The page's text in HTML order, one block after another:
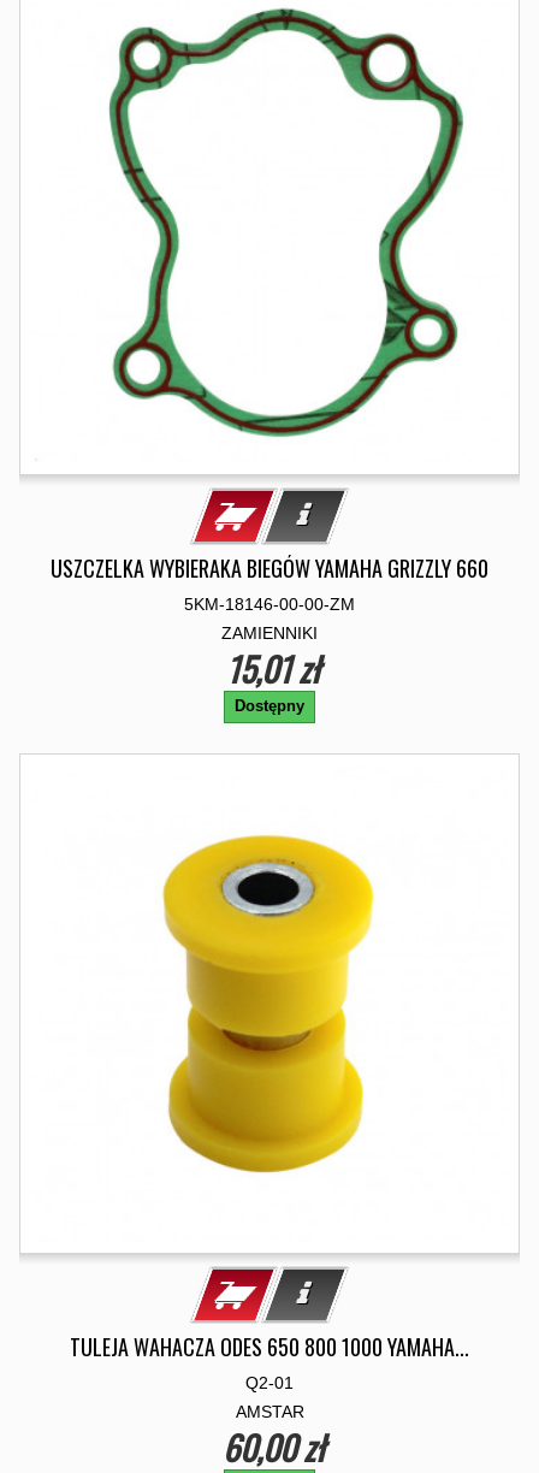
USZCZELKA WYBIERAKA BIEGÓW YAMAHA GRIZZLY 660
5KM-18146-00-00-ZM
ZAMIENNIKI
15,01 zł
Dostępny
TULEJA WAHACZA ODES 650 800 1000 YAMAHA...
Q2-01
AMSTAR
60,00 zł